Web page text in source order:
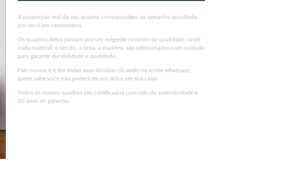
A proporção real do seu quadro corresponderá ao tamanho escolhido
por você em centímetros.
Os quadros Artus passam por um exigente controle de qualidade, onde
cada material; o tecido, a tinta, a madeira, são selecionados com cuidado
para garantir durabilidade e qualidade.
Fale conosco e tire todas suas dúvidas clicando no icone whatsapp,
quem sabe você não poderá ter um Artus em sua casa!
Todos os nossos quadros são certificados com selo de autenticidade e
10 anos de garantia.